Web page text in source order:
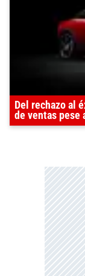
Del rechazo al
de ventas pese